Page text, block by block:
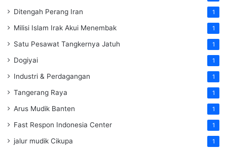
Ditengah Perang Iran 1
Milisi Islam Irak Akui Menembak 1
Satu Pesawat Tangkernya Jatuh 1
Dogiyai 1
Industri & Perdagangan 1
Tangerang Raya 1
Arus Mudik Banten 1
Fast Respon Indonesia Center 1
jalur mudik Cikupa 1